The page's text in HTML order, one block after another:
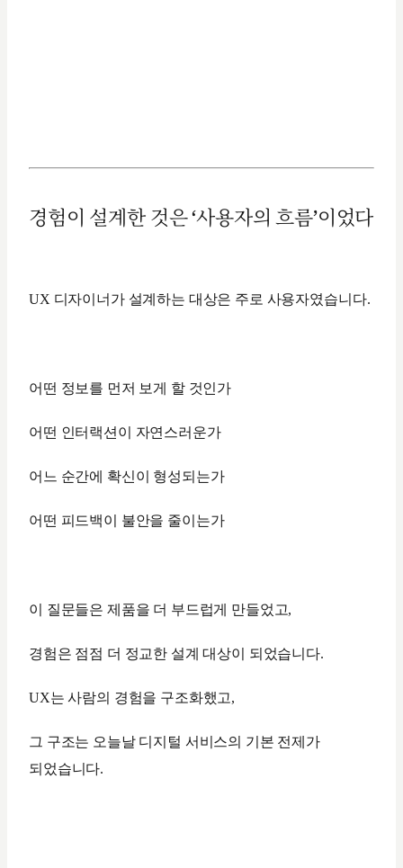
경험이 설계한 것은 ‘사용자의 흐름’이었다
UX 디자이너가 설계하는 대상은 주로 사용자였습니다.
어떤 정보를 먼저 보게 할 것인가
어떤 인터랙션이 자연스러운가
어느 순간에 확신이 형성되는가
어떤 피드백이 불안을 줄이는가
이 질문들은 제품을 더 부드럽게 만들었고,
경험은 점점 더 정교한 설계 대상이 되었습니다.
UX는 사람의 경험을 구조화했고,
그 구조는 오늘날 디지털 서비스의 기본 전제가
되었습니다.